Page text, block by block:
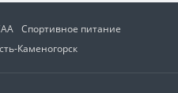
Спортивное питание
Каменогорск